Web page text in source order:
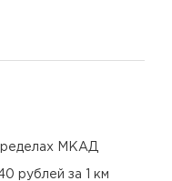
МКАД
рублей за 1 км